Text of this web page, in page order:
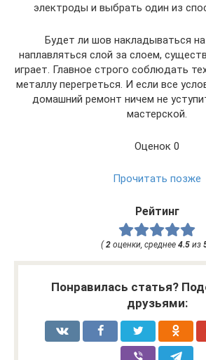
электроды и выбрать один из
Будет ли шов накладываться
наплавляться слой за слоем,
играет. Главное строго соблюдать
металлу перегреться. И если все
домашний ремонт ничем не
мастерской.
Оценок 0
Прочитать позже
Рейтинг
(2 оценки, среднее 4.5 из
Понравилась статья?
друзьями: